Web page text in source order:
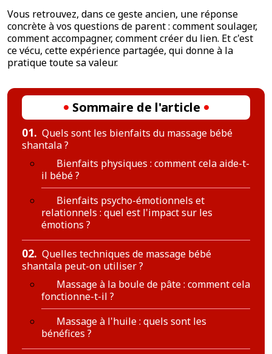
Vous retrouvez, dans ce geste ancien, une réponse
concrète à vos questions de parent : comment soulager,
comment accompagner, comment créer du lien. Et c'est
ce vécu, cette expérience partagée, qui donne à la
pratique toute sa valeur.
Sommaire de l'article
01. Quels sont les bienfaits du massage bébé
shantala ?
Bienfaits physiques : comment cela aide-t-
il bébé ?
Bienfaits psycho-émotionnels et
relationnels : quel est l'impact sur les
émotions ?
02. Quelles techniques de massage bébé
shantala peut-on utiliser ?
Massage à la boule de pâte : comment cela
fonctionne-t-il ?
Massage à l'huile : quels sont les
bénéfices ?